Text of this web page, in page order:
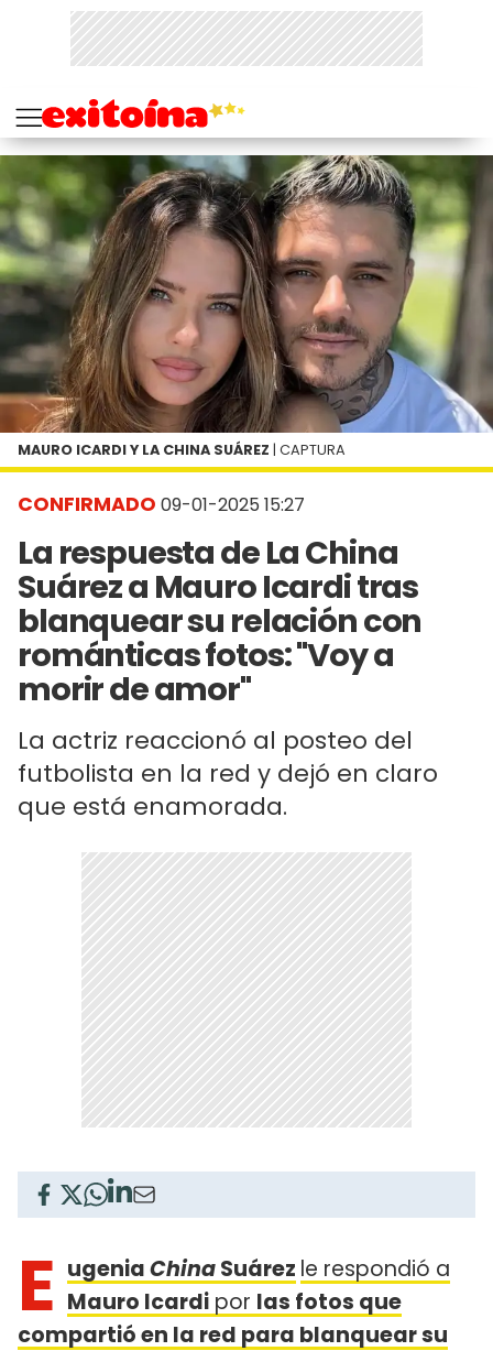
CONFIRMADO 09-01-2025 15:27
La respuesta de La China
Suárez a Mauro Icardi tras
blanquear su relación con
románticas fotos: "Voy a
morir de amor"
La actriz reaccionó al posteo del
futbolista en la red y dejó en claro
que está enamorada.
MAURO ICARDI Y LA CHINA SUÁREZ | CAPTURA
E ugeniaChinaSuárez le respondió a
Mauro Icardi por las fotos que
compartió en la red para blanquear su